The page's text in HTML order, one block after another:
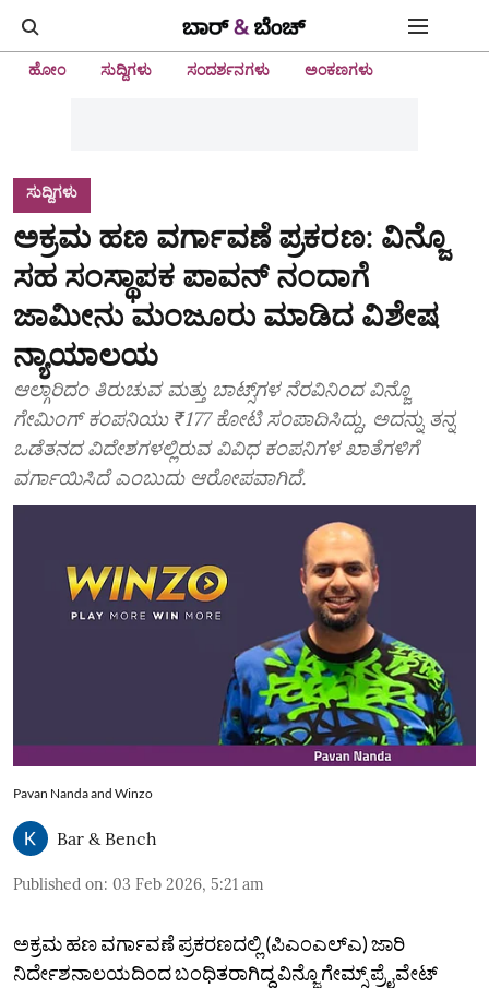
ಹೋಂ ಸುದ್ದಿಗಳು ಸಂದರ್ಶನಗಳು ಅಂಕಣಗಳು
ಸುದ್ದಿಗಳು
ಅಕ್ರಮ ಹಣ ವರ್ಗಾವಣೆ ಪ್ರಕರಣ: ವಿನ್ಜೊ
ಸಹ ಸಂಸ್ಥಾಪಕ ಪಾವನ್‌ ನಂದಾಗೆ
ಜಾಮೀನು ಮಂಜೂರು ಮಾಡಿದ ವಿಶೇಷ
ನ್ಯಾಯಾಲಯ
ಆಲ್ಗಾರಿದಂ ತಿರುಚುವ ಮತ್ತು ಬಾಟ್ಸ್‌ಗಳ ನೆರವಿನಿಂದ ವಿನ್ಜೊ
ಗೇಮಿಂಗ್‌ ಕಂಪನಿಯು ₹177 ಕೋಟಿ ಸಂಪಾದಿಸಿದ್ದು, ಅದನ್ನು ತನ್ನ
ಒಡೆತನದ ವಿದೇಶಗಳಲ್ಲಿರುವ ವಿವಿಧ ಕಂಪನಿಗಳ ಖಾತೆಗಳಿಗೆ
ವರ್ಗಾಯಿಸಿದೆ ಎಂಬುದು ಆರೋಪವಾಗಿದೆ.
Pavan Nanda and Winzo
Bar & Bench
Published on: 03 Feb 2026, 5:21 am
ಅಕ್ರಮ ಹಣ ವರ್ಗಾವಣೆ ಪ್ರಕರಣದಲ್ಲಿ (ಪಿಎಂಎಲ್‌ಎ) ಜಾರಿ
ನಿರ್ದೇಶನಾಲಯದಿಂದ ಬಂಧಿತರಾಗಿದ್ದ ವಿನ್ಜೊ ಗೇಮ್ಸ್‌ ಪ್ರೈವೇಟ್‌